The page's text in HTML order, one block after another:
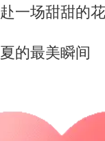
一场甜甜的
的最美瞬间